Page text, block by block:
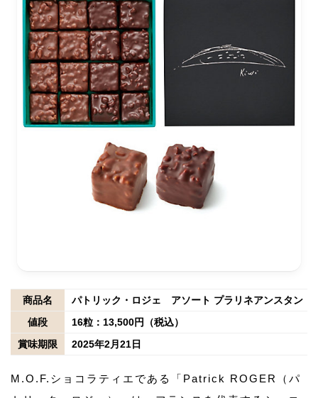
商品名
パトリック・ロジェ アソート プラリネアンスタン レ
値段
16粒：13,500円（税込）
賞味期限
2025年2月21日
M.O.F.ショコラティエである「Patrick ROGER（パ